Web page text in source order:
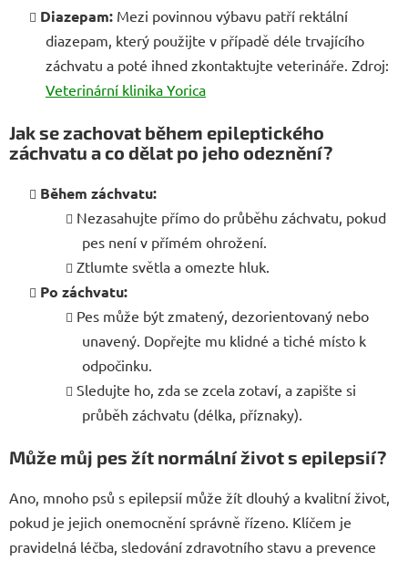
Diazepam: Mezi povinnou výbavu patří rektální
diazepam, který použijte v případě déle trvajícího
záchvatu a poté ihned zkontaktujte veterináře. Zdroj:
Veterinární klinika Yorica
Jak se zachovat během epileptického
záchvatu a co dělat po jeho odeznění?
Během záchvatu:
Nezasahujte přímo do průběhu záchvatu, pokud
pes není v přímém ohrožení.
Ztlumte světla a omezte hluk.
Po záchvatu:
Pes může být zmatený, dezorientovaný nebo
unavený. Dopřejte mu klidné a tiché místo k
odpočinku.
Sledujte ho, zda se zcela zotaví, a zapište si
průběh záchvatu (délka, příznaky).
Může můj pes žít normální život s epilepsií?
Ano, mnoho psů s epilepsií může žít dlouhý a kvalitní život,
pokud je jejich onemocnění správně řízeno. Klíčem je
pravidelná léčba, sledování zdravotního stavu a prevence